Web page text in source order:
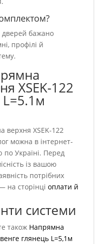
дверей бажано
профілі й
ХSEK-122
L=5.1м
верхня ХSEK-122
можна в інтернет-
по Україні. Перед
із вашою
потрібних
на сторінціоплати й
системи
також Напрямна
глянець L=5,1м